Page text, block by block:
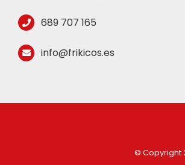
689 707 165
info@frikicos.es
© Copyright